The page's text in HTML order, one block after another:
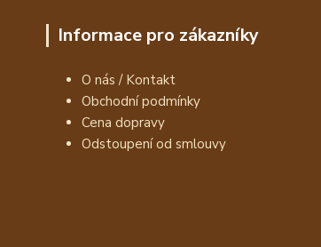
Informace pro zákazníky
O nás / Kontakt
Obchodní podmínky
Cena dopravy
Odstoupení od smlouvy